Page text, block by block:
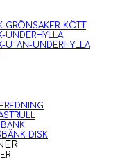
GRÖNSAKER-KÖTT
UNDERHYLLA
UTAN-UNDERHYLLA
DISK